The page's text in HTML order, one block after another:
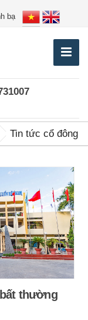
bạ
Tin tức cổ đông
thường